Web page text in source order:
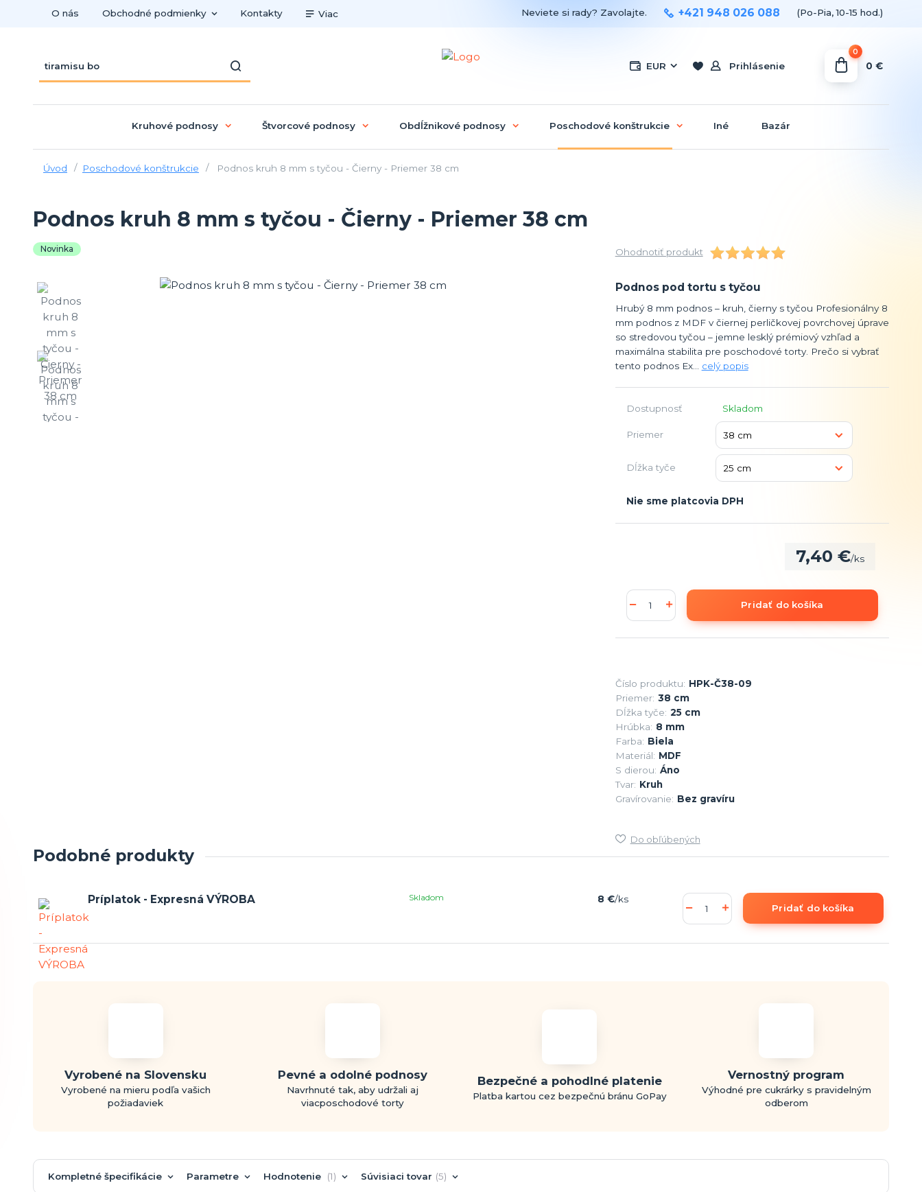
O nás Obchodné podmienky Kontakty Viac
EUR Prihlásenie
Neviete si rady? Zavolajte. +421 948 026 088 (Po-Pia, 10-15 hod.)
0
0 €
Kruhové podnosy Štvorcové podnosy Obdĺžnikové podnosy Poschodové konštrukcie Iné Bazár
Úvod Poschodové konštrukcie Podnos kruh 8 mm s tyčou - Čierny - Priemer 38 cm
Podnos kruh 8 mm s tyčou - Čierny - Priemer 38 cm
Novinka Ohodnotiť produkt
Podnos pod tortu s tyčou
Hrubý 8 mm podnos – kruh, čierny s tyčou Profesionálny 8
mm podnos z MDF v čiernej perličkovej povrchovej úprave
so stredovou tyčou – jemne lesklý prémiový vzhľad a
maximálna stabilita pre poschodové torty. Prečo si vybrať
tento podnos Ex... celý popis
Dostupnosť Skladom
Priemer
Dĺžka tyče
Nie sme platcovia DPH
7,40 €/ks
Pridať do košíka
Číslo produktu: HPK-Č38-09
Priemer: 38 cm
Dĺžka tyče: 25 cm
Hrúbka: 8 mm
Farba: Biela
Materiál: MDF
S dierou: Áno
Tvar: Kruh
Gravírovanie: Bez gravíru
Do obľúbených
Podobné produkty
Príplatok - Expresná VÝROBA 8 €/ks
Skladom
Pridať do košíka
Vyrobené na Slovensku
Vyrobené na mieru podľa vašich
požiadaviek
Pevné a odolné podnosy
Navrhnuté tak, aby udržali aj
viacposchodové torty
Bezpečné a pohodlné platenie
Platba kartou cez bezpečnú bránu GoPay
Vernostný program
Výhodné pre cukrárky s pravidelným
odberom
Kompletné špecifikácie Parametre Hodnotenie 1 Súvisiaci tovar 5